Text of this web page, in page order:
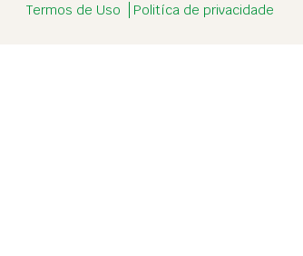
Termos de Uso Politíca de privacidade